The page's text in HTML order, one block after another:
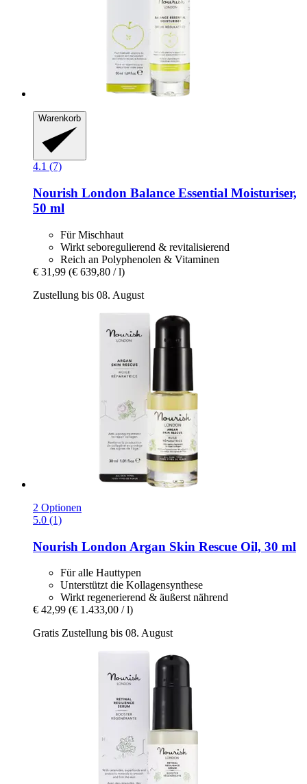
Warenkorb
4.1 (7)
Nourish London Balance Essential Moisturiser,
50 ml
Für Mischhaut
Wirkt seboregulierend & revitalisierend
Reich an Polyphenolen & Vitaminen
€ 31,99 (€ 639,80 / l)
Zustellung bis 08. August
2 Optionen
5.0 (1)
Nourish London Argan Skin Rescue Oil, 30 ml
Für alle Hauttypen
Unterstützt die Kollagensynthese
Wirkt regenerierend & äußerst nährend
€ 42,99 (€ 1.433,00 / l)
Gratis Zustellung bis 08. August